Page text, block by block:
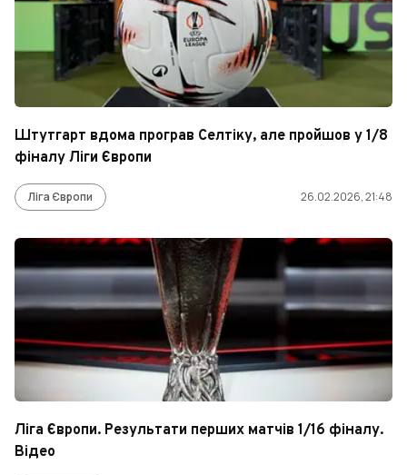
Штутгарт вдома програв Селтіку, але пройшов у 1/8
фіналу Ліги Європи
Ліга Європи 26.02.2026, 21:48
Ліга Європи. Результати перших матчів 1/16 фіналу.
Відео